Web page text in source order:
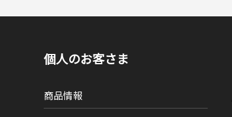
個人のお客さま
商品情報